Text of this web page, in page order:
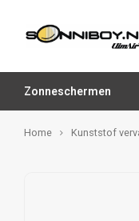
Zonneschermen
Home Kunststof